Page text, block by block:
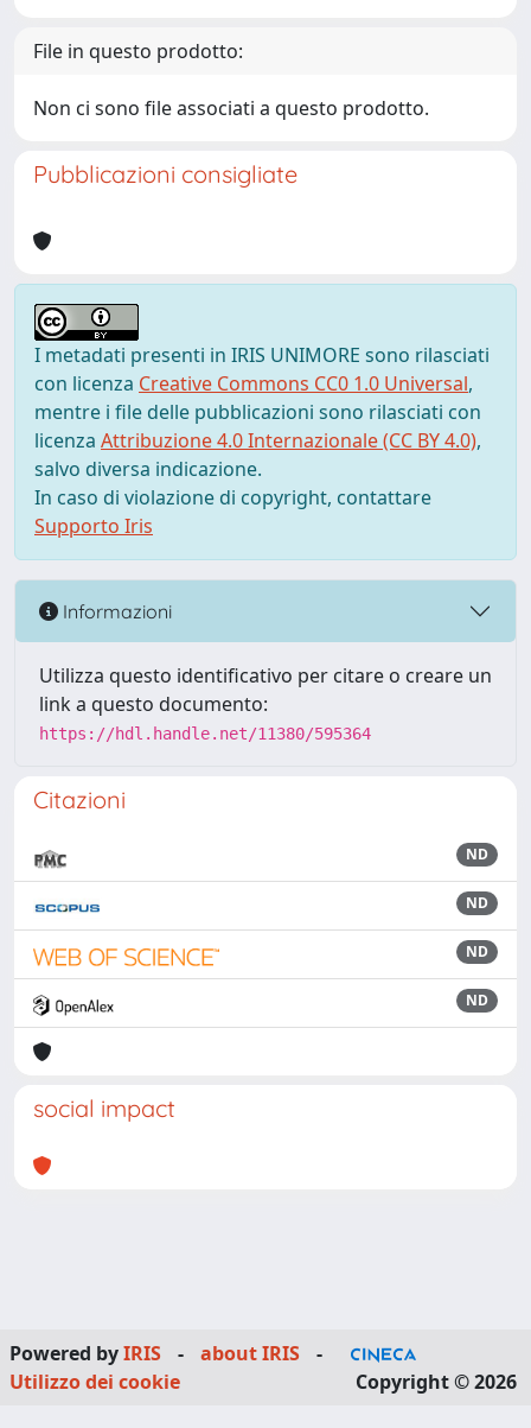
File in questo prodotto:
Non ci sono file associati a questo prodotto.
Pubblicazioni consigliate
I metadati presenti in IRIS UNIMORE sono rilasciati
con licenza Creative Commons CC0 1.0 Universal,
mentre i file delle pubblicazioni sono rilasciati con
licenza Attribuzione 4.0 Internazionale (CC BY 4.0),
salvo diversa indicazione.
In caso di violazione di copyright, contattare
Supporto Iris
Informazioni
Utilizza questo identificativo per citare o creare un
link a questo documento:
https://hdl.handle.net/11380/595364
Citazioni
ND
ND
ND
ND
social impact
Powered byIRIS - about IRIS
-
Utilizzo dei cookie
Copyright © 2026